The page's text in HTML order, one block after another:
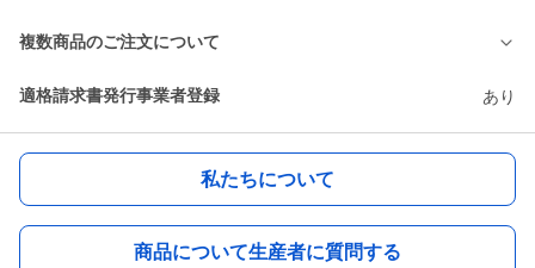
複数商品のご注文について
適格請求書発行事業者登録 あり
私たちについて
商品について生産者に質問する